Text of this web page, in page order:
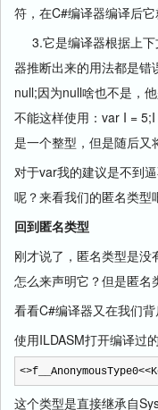
符，在C#编译器编译后
3.它是编译器根据上
器推断出来的用法都是错
null;因为null啥也不是，
不能这样使用：var I =
是一个整型，但是随后又
对于var我的建议是不到
呢？来看我们的匿名类型
回到匿名类型
刚才说了，匿名类型是没
怎么来声明它？但是匿名
看看C#编译器又在我们背
使用ILDASM打开编译过
<>f__AnonymousType0<<
这个类型是直接继承自